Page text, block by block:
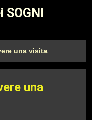
una visita
una